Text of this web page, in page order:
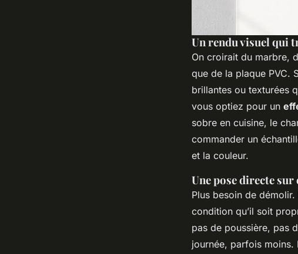
Un rendu visuel qui
On croirait du marbre,
que de la plaque PVC.
brillantes ou texturées
vous optiez pour un
sobre en cuisine, le
commander un
et la couleur.
Une pose directe sur
Plus besoin de
condition qu’il soit
pas de poussière, pas
journée, parfois